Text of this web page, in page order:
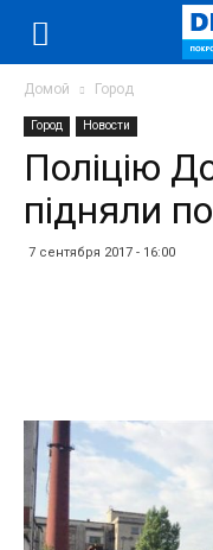
Домой Город
Город Новости
Поліцію
підняли
7 сентября 2017 - 16:00